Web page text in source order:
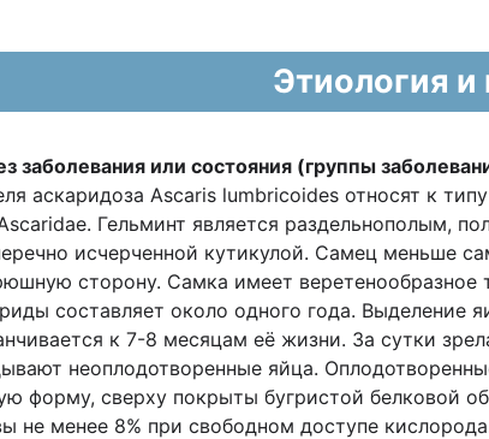
Этиология и
заболевания или состояния (группы
аскаридоза Ascaris lumbricoides относят к
Гельминт является раздельнополым,
исчерченной кутикулой. Самец меньше
сторону. Самка имеет
составляет около одного года. Выделение
к 7-8 месяцам её жизни. За сутки
неоплодотворенные яйца.
форму, сверху покрыты бугристой белковой
не менее 8% при свободном доступе